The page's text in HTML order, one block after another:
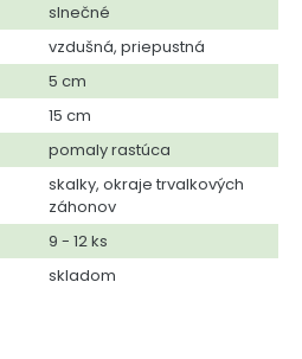
slnečné
vzdušná, priepustná
5 cm
15 cm
pomaly rastúca
skalky, okraje trvalkových
záhonov
9 - 12 ks
skladom